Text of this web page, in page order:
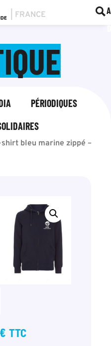
PÉRIODIQUES
shirt bleu marine zippé –
€ TTC